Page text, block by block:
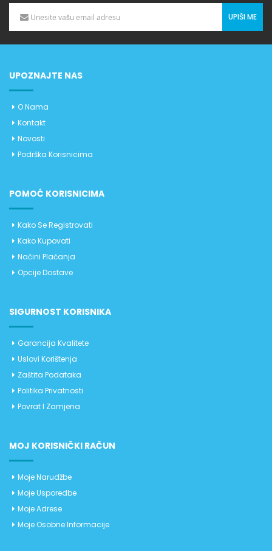
UPIŠI ME
UPOZNAJTE NAS
O Nama
Kontakt
Novosti
Podrška Korisnicima
POMOĆ KORISNICIMA
Kako Se Registrovati
Kako Kupovati
Načini Plaćanja
Opcije Dostave
SIGURNOST KORISNIKA
Garancija Kvalitete
Uslovi Korištenja
Zaštita Podataka
Politika Privatnosti
Povrat I Zamjena
MOJ KORISNIČKI RAČUN
Moje Narudžbe
Moje Usporedbe
Moje Adrese
Moje Osobne Informacije